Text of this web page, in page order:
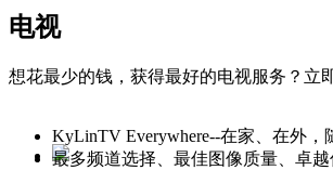
电视
想花最少的钱，获得最好的电视服务？立
KyLinTV Everywhere--在家、在外，
最多频道选择、最佳图像质量、卓越